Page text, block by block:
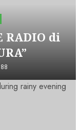
RADIO di